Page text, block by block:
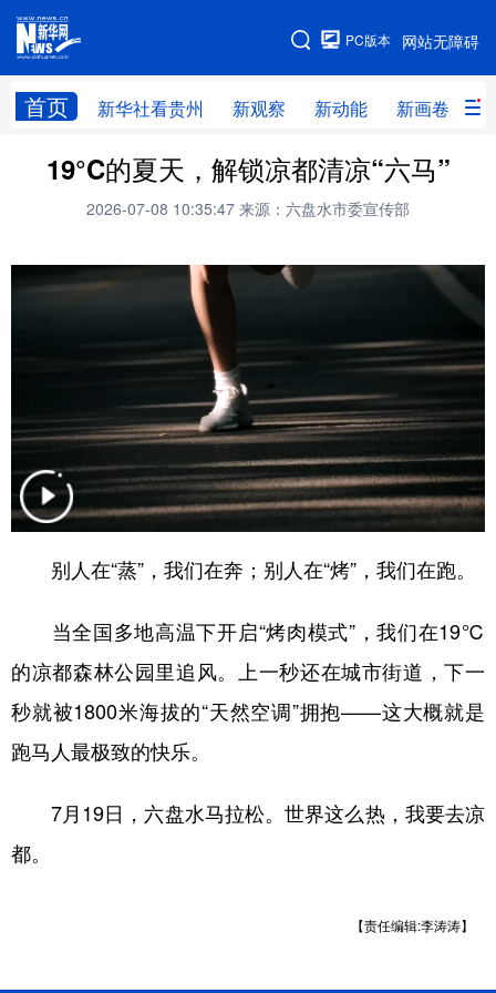
网站无障碍
PC版本
首页 新华社看贵州 新观察 新动能 新画卷
网站地图
新华社看贵州 新观察 新动能 新画卷
贵州要闻 贵州领导 人事 廉政
专题 访谈 直播 视频
数字贵州 健康贵州
部门之窗 县区直达 企业速递
贵阳 遵义 安顺
六盘水 毕节 铜仁
黔南 黔西南
地方频道
北京 天津 河北 山西
辽宁 吉林 上海 江苏
浙江 安徽 福建 江西
山东 河南
广东 广西 海南 重庆
19°C的夏天，解锁凉都清凉“六马”
2026-07-08 10:35:47 来源：六盘水市委宣传部
别人在“蒸”，我们在奔；别人在“烤”，我们在跑。
当全国多地高温下开启“烤肉模式”，我们在19℃
的凉都森林公园里追风。上一秒还在城市街道，下一
秒就被1800米海拔的“天然空调”拥抱——这大概就是
跑马人最极致的快乐。
7月19日，六盘水马拉松。世界这么热，我要去凉
都。
【责任编辑:李涛涛】